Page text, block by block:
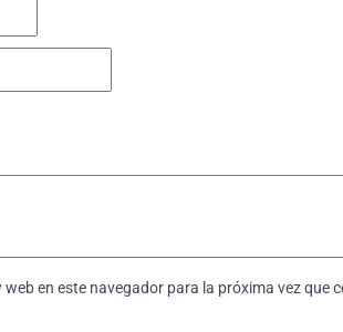
en este navegador para la próxima vez que